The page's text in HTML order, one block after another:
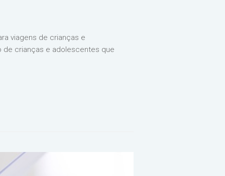
viagens de crianças e
crianças e adolescentes que